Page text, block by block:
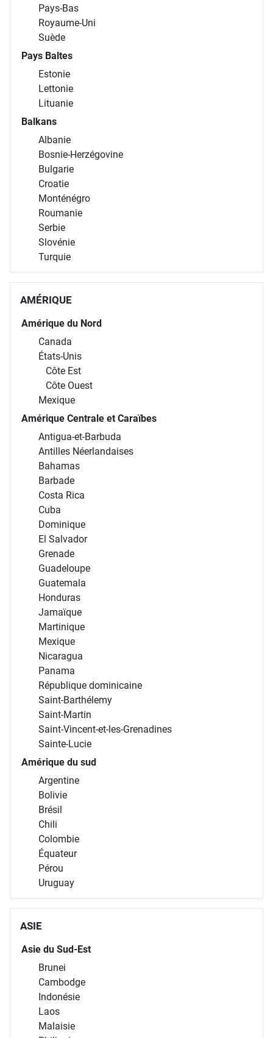
Pays-Bas
Royaume-Uni
Suède
Pays Baltes
Estonie
Lettonie
Lituanie
Balkans
Albanie
Bosnie-Herzégovine
Bulgarie
Croatie
Monténégro
Roumanie
Serbie
Slovénie
Turquie
AMÉRIQUE
Amérique du Nord
Canada
États-Unis
Côte Est
Côte Ouest
Mexique
Amérique Centrale et Caraïbes
Antigua-et-Barbuda
Antilles Néerlandaises
Bahamas
Barbade
Costa Rica
Cuba
Dominique
El Salvador
Grenade
Guadeloupe
Guatemala
Honduras
Jamaïque
Martinique
Mexique
Nicaragua
Panama
République dominicaine
Saint-Barthélemy
Saint-Martin
Saint-Vincent-et-les-Grenadines
Sainte-Lucie
Amérique du sud
Argentine
Bolivie
Brésil
Chili
Colombie
Équateur
Pérou
Uruguay
ASIE
Asie du Sud-Est
Brunei
Cambodge
Indonésie
Laos
Malaisie